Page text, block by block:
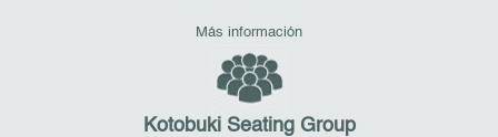
Más información
Kotobuki Seating Group